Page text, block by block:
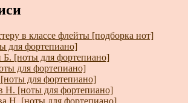
в классе флейты [подборка нот]
для фортепиано]
Б. [ноты для фортепиано]
для фортепиано]
для фортепиано]
Н. [ноты для фортепиано]
Н. [ноты для фортепиано]